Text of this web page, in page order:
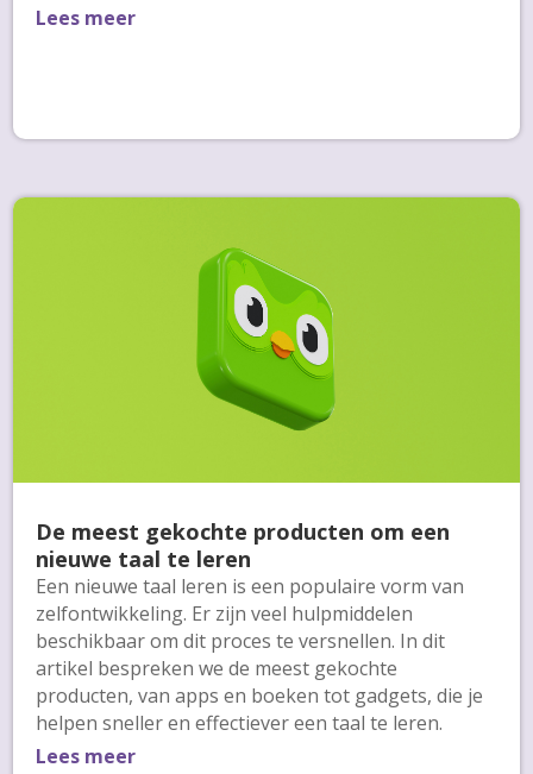
Lees meer
De meest gekochte producten om een
nieuwe taal te leren
Een nieuwe taal leren is een populaire vorm van
zelfontwikkeling. Er zijn veel hulpmiddelen
beschikbaar om dit proces te versnellen. In dit
artikel bespreken we de meest gekochte
producten, van apps en boeken tot gadgets, die je
helpen sneller en effectiever een taal te leren.
Lees meer